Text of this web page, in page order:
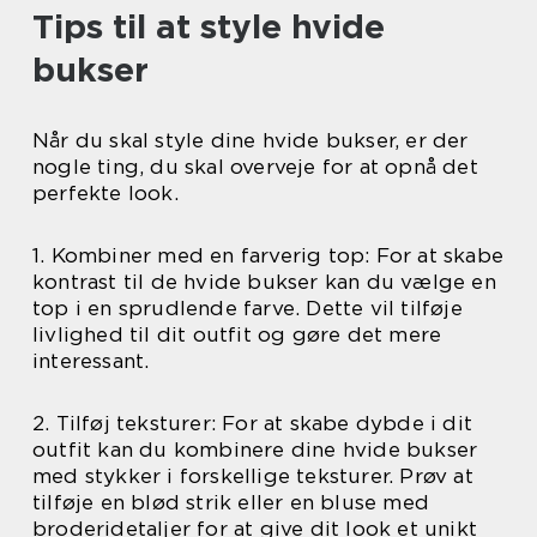
Tips til at style hvide
bukser
Når du skal style dine hvide bukser, er der
nogle ting, du skal overveje for at opnå det
perfekte look.
1. Kombiner med en farverig top: For at skabe
kontrast til de hvide bukser kan du vælge en
top i en sprudlende farve. Dette vil tilføje
livlighed til dit outfit og gøre det mere
interessant.
2. Tilføj teksturer: For at skabe dybde i dit
outfit kan du kombinere dine hvide bukser
med stykker i forskellige teksturer. Prøv at
tilføje en blød strik eller en bluse med
broderidetaljer for at give dit look et unikt